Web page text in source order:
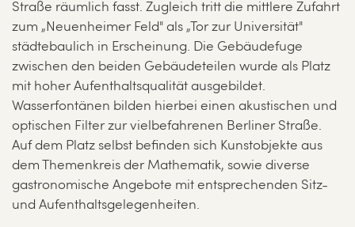
Straße räumlich fasst. Zugleich tritt die mittlere Zufahrt
zum „Neuenheimer Feld" als „Tor zur Universität"
städtebaulich in Erscheinung. Die Gebäudefuge
zwischen den beiden Gebäudeteilen wurde als Platz
mit hoher Aufenthaltsqualität ausgebildet.
Wasserfontänen bilden hierbei einen akustischen und
optischen Filter zur vielbefahrenen Berliner Straße.
Auf dem Platz selbst befinden sich Kunstobjekte aus
dem Themenkreis der Mathematik, sowie diverse
gastronomische Angebote mit entsprechenden Sitz-
und Aufenthaltsgelegenheiten.